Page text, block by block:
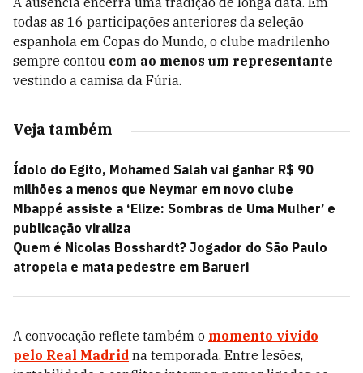
todas as 16 participações anteriores da seleção
espanhola em Copas do Mundo, o clube madrilenho
sempre contou com ao menos um representante
vestindo a camisa da Fúria.
Veja também
Ídolo do Egito, Mohamed Salah vai ganhar R$ 90
milhões a menos que Neymar em novo clube
Mbappé assiste a ‘Elize: Sombras de Uma Mulher’ e
publicação viraliza
Quem é Nicolas Bosshardt? Jogador do São Paulo
atropela e mata pedestre em Barueri
A convocação reflete também o momento vivido
pelo Real Madrid na temporada. Entre lesões,